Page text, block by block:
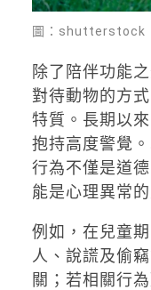
圖：shutterstock
除了陪伴功能
對待動物的方
特質。長期以
抱持高度警覺
行為不僅是道
能是心理異常
例如，在兒童
人、說謊及偷
關；若相關行